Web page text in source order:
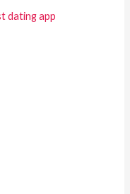
dating app